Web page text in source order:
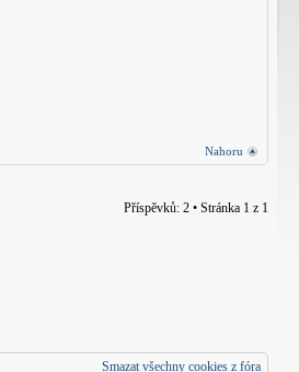
Nahoru
Příspěvků: 2 • Stránka 1 z 1
Smazat všechny cookies z fóra